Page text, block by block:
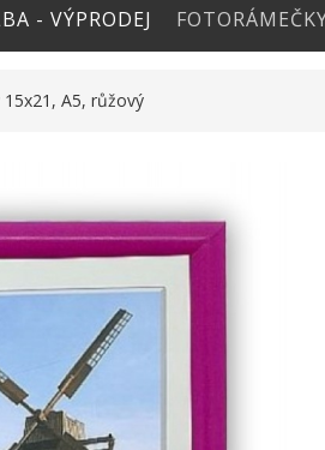
- VÝPRODEJ
A5, růžový